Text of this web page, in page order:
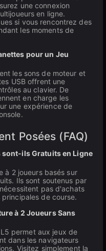
une connexion
en ligne.
si vous rencontrez des
les moments de
pour un Jeu
les sons de moteur et
USB offrent une
au clavier. De
en charge les
une expérience de
Posées (FAQ)
sont-ils Gratuits en Ligne
à 2 joueurs basés sur
Ils sont soutenus par
pas d'achats
de course.
à 2 Joueurs Sans
permet aux jeux de
dans les navigateurs
Visitez simplement la